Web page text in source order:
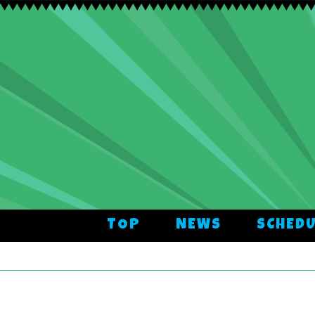
TOP NEWS